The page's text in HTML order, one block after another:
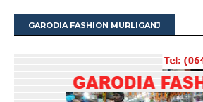
GARODIA FASHION MURLIGANJ